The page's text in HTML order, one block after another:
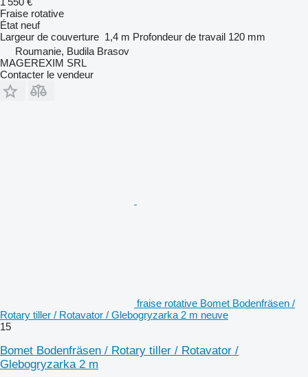
Fraise rotative
État neuf
Largeur de couverture 1,4 m Profondeur de travail 120 mm
Roumanie, Budila Brasov
MAGEREXIM SRL
Contacter le vendeur
fraise rotative Bomet Bodenfräsen /
Rotary tiller / Rotavator / Glebogryzarka 2 m neuve
15
Bomet Bodenfräsen / Rotary tiller / Rotavator /
Glebogryzarka 2 m